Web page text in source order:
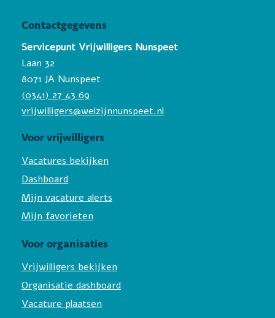
Contactgegevens
Servicepunt Vrijwilligers Nunspeet
Laan 32
8071 JA Nunspeet
(0341) 27 43 69
vrijwilligers@welzijnnunspeet.nl
Voor vrijwilligers
Vacatures bekijken
Dashboard
Mijn vacature alerts
Mijn favorieten
Voor organisaties
Vrijwilligers bekijken
Organisatie dashboard
Vacature plaatsen